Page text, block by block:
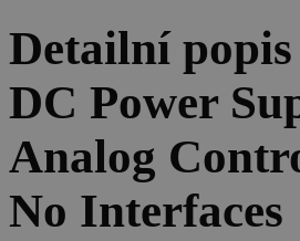
Detailní
DC Power
Analog
No Interfaces